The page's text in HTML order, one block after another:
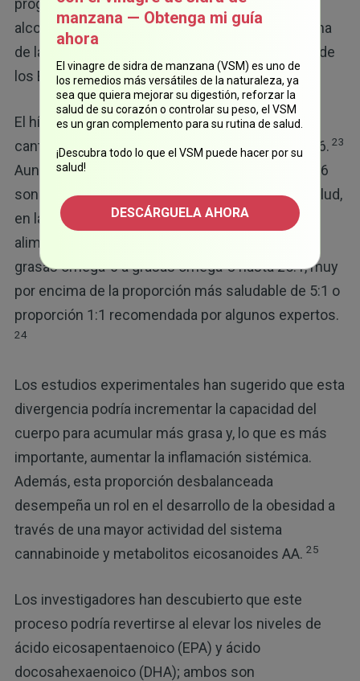
alcohólica (NASH, por sus siglas en inglés) es una
de las principales causas de cirrosis en adultos de
los Estados Unidos.22
El hígado podría tener problemas cuando hay
cantidades excesivas de ácidos grasos omega-6. 23
Aunque tanto las grasas omega-3 como omega-6
son necesarios para tener un buen estado de salud,
en las últimas décadas los cambios en la
alimentación han aumentado la proporción de
grasas omega-6 a grasas omega-3 hasta 25:1, muy
por encima de la proporción más saludable de 5:1 o
proporción 1:1 recomendada por algunos expertos.
24
Los estudios experimentales han sugerido que esta
divergencia podría incrementar la capacidad del
cuerpo para acumular más grasa y, lo que es más
importante, aumentar la inflamación sistémica.
Además, esta proporción desbalanceada
desempeña un rol en el desarrollo de la obesidad a
través de una mayor actividad del sistema
cannabinoide y metabolitos eicosanoides AA. 25
Los investigadores han descubierto que este
proceso podría revertirse al elevar los niveles de
ácido eicosapentaenoico (EPA) y ácido
docosahexaenoico (DHA); ambos son
manzana — Obtenga mi guía
ahora
El vinagre de sidra de manzana (VSM) es uno de
los remedios más versátiles de la naturaleza, ya
sea que quiera mejorar su digestión, reforzar la
salud de su corazón o controlar su peso, el VSM
es un gran complemento para su rutina de salud.
¡Descubra todo lo que el VSM puede hacer por su
salud!
DESCÁRGUELA AHORA